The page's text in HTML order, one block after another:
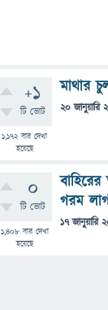
+1
টি ভোট
1,172বার দেখা
হয়েছে
মাথার
20 জানুয়ারি
0
টি ভোট
1,408বার দেখা
হয়েছে
গরম
17 জানুয়ারি